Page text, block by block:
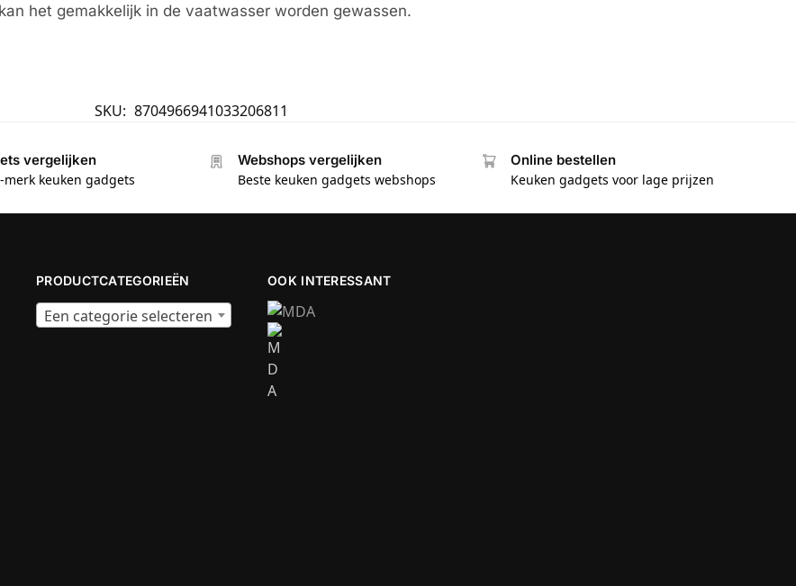
het gemakkelijk in de vaatwasser worden gewassen.
SKU: 8704966941033206811
vergelijken
merk keuken gadgets
Webshops vergelijken
Beste keuken gadgets webshops
Online bestellen
Keuken gadgets voor lage prijzen
PRODUCTCATEGORIEËN
Een categorie selecteren
OOK INTERESSANT